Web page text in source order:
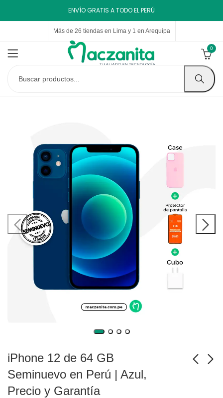
ENVÍO GRATIS A TODO EL PERÚ
Más de 26 tiendas en Lima y 1 en Arequipa
0
iPhone 12 de 64 GB
Seminuevo en Perú | Azul,
Precio y Garantía